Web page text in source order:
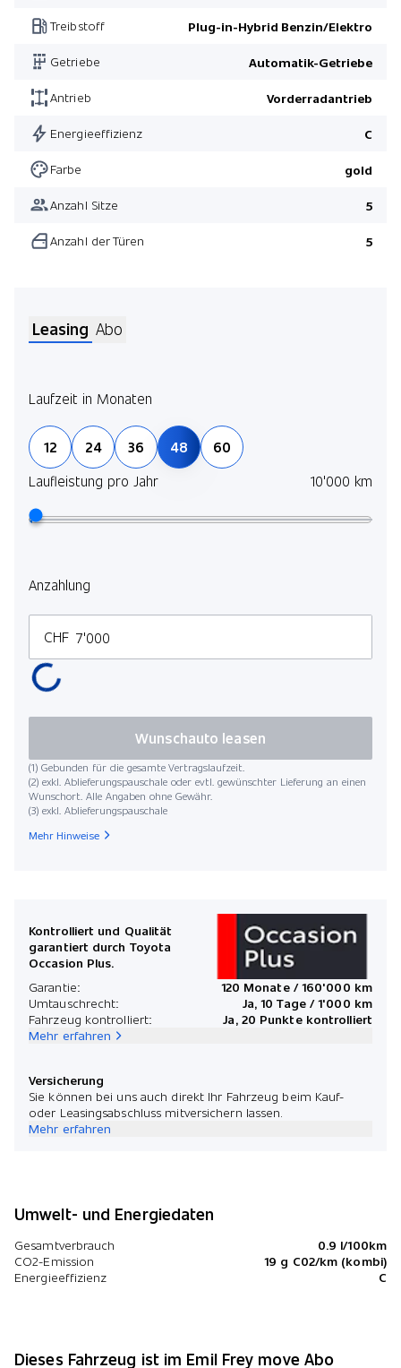
Treibstoff Plug-in-Hybrid Benzin/Elektro
Getriebe Automatik-Getriebe
Antrieb Vorderradantrieb
Energieeffizienz C
Farbe gold
Anzahl Sitze 5
Anzahl der Türen 5
Leasing Abo
Laufzeit in Monaten
12 24 36 48
60
Laufleistung pro Jahr
10'000 km
Anzahlung
CHF
(1) Gebunden für die gesamte Vertragslaufzeit.
(2) exkl. Ablieferungspauschale oder evtl. gewünschter Lieferung an einen
Wunschort. Alle Angaben ohne Gewähr.
(3) exkl. Ablieferungspauschale
Wunschauto leasen
Mehr Hinweise
Kontrolliert und Qualität
garantiert durch Toyota
Occasion Plus.
Garantie:
120 Monate / 160'000 km
Umtauschrecht:
Ja, 10 Tage / 1'000 km
Fahrzeug kontrolliert:
Ja, 20 Punkte kontrolliert
Mehr erfahren
Versicherung
Sie können bei uns auch direkt Ihr Fahrzeug beim Kauf-
oder Leasingsabschluss mitversichern lassen.
Mehr erfahren
Umwelt- und Energiedaten
Gesamtverbrauch
0.9 l/100km
CO2-Emission
19 g C02/km (kombi)
Energieeffizienz
C
Dieses Fahrzeug ist im Emil Frey move Abo